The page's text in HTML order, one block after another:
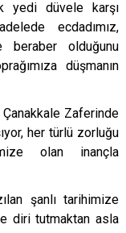
yedi düvele karşı
ecdadımız,
olduğunu
za düşmanın
Zaferinde
her türlü zorluğu
olan inançla
şanlı tarihimize
diri tutmaktan asla